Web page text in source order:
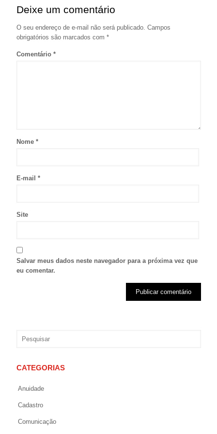
Deixe um comentário
O seu endereço de e-mail não será publicado. Campos
obrigatórios são marcados com *
Comentário *
Nome *
E-mail *
Site
Salvar meus dados neste navegador para a próxima vez que
eu comentar.
CATEGORIAS
Anuidade
Cadastro
Comunicação